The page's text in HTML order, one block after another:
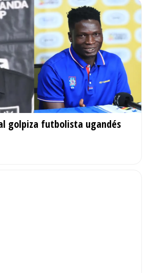
golpiza futbolista ugandés